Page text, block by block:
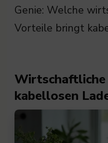
Genie: Welche
Vorteile bringt
kabellosen